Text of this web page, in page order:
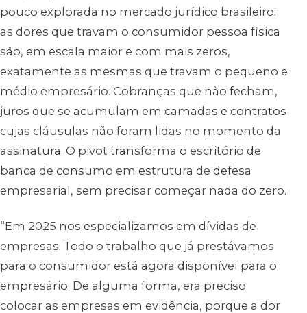
pouco explorada no mercado jurídico brasileiro:
as dores que travam o consumidor pessoa física
são, em escala maior e com mais zeros,
exatamente as mesmas que travam o pequeno e
médio empresário. Cobranças que não fecham,
juros que se acumulam em camadas e contratos
cujas cláusulas não foram lidas no momento da
assinatura. O pivot transforma o escritório de
banca de consumo em estrutura de defesa
empresarial, sem precisar começar nada do zero.
“Em 2025 nos especializamos em dívidas de
empresas. Todo o trabalho que já prestávamos
para o consumidor está agora disponível para o
empresário. De alguma forma, era preciso
colocar as empresas em evidência, porque a dor